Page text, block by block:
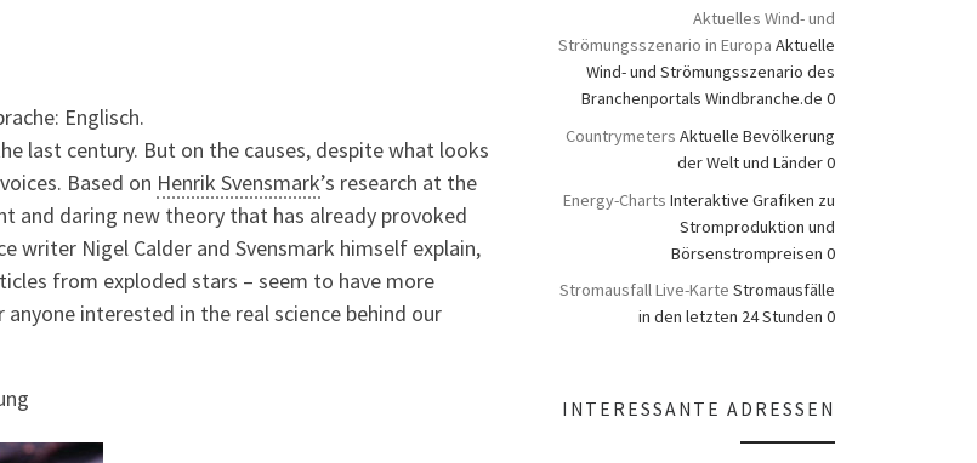
Englisch.
last century. But on the causes, despite what looks
Based on Henrik Svensmark’s research at the
and daring new theory that has already provoked
writer Nigel Calder and Svensmark himself explain,
from exploded stars – seem to have more
interested in the real science behind our
Aktuelles Wind- und
Strömungsszenario in Europa Aktuelle
Wind- und Strömungsszenario des
Branchenportals Windbranche.de 0
Countrymeters Aktuelle Bevölkerung
der Welt und Länder 0
Energy-Charts Interaktive Grafiken zu
Stromproduktion und
Börsenstrompreisen 0
Stromausfall Live-Karte Stromausfälle
in den letzten 24 Stunden 0
INTERESSANTE ADRESSEN